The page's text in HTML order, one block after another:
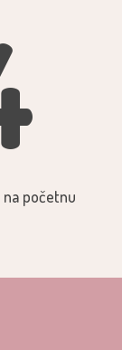
početnu